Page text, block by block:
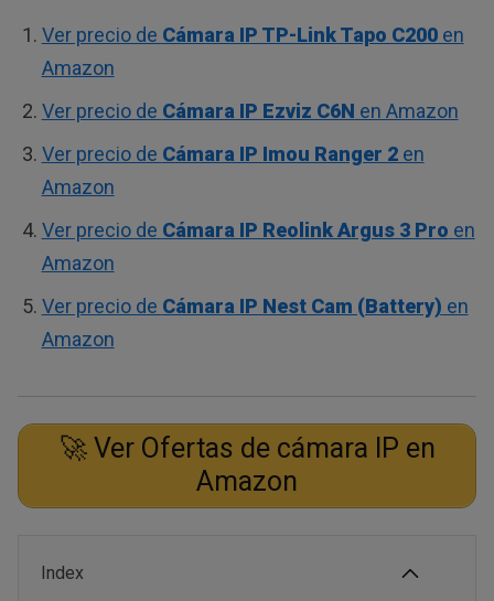
Ver precio de Cámara IP TP-Link Tapo C200en
Amazon
Ver precio de Cámara IP Ezviz C6N en Amazon
Ver precio de Cámara IP Imou Ranger 2en
Amazon
Ver precio de Cámara IP Reolink Argus 3 Pro en
Amazon
Ver precio de Cámara IP Nest Cam (Battery) en
Amazon
🚀 Ver Ofertas de cámara IP en
Amazon
Index